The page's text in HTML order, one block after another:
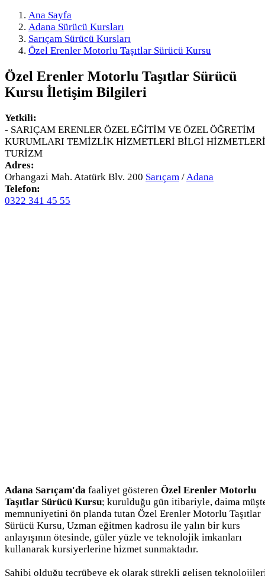
Ana Sayfa
Adana Sürücü Kursları
Sarıçam Sürücü Kursları
Özel Erenler Motorlu Taşıtlar Sürücü Kursu
Özel Erenler Motorlu Taşıtlar Sürücü
Kursu İletişim Bilgileri
Yetkili:
- SARIÇAM ERENLER ÖZEL EĞİTİM VE ÖZEL ÖĞRETİM
KURUMLARI TEMİZLİK HİZMETLERİ BİLGİ HİZMETLERİ
TURİZM
Adres:
Orhangazi Mah. Atatürk Blv. 200 Sarıçam / Adana
Telefon:
0322 341 45 55
Adana Sarıçam'da faaliyet gösteren Özel Erenler Motorlu
Taşıtlar Sürücü Kursu; kurulduğu gün itibariyle, daima
memnuniyetini ön planda tutan Özel Erenler Motorlu Taşıtlar
Sürücü Kursu, Uzman eğitmen kadrosu ile yalın bir kurs
anlayışının ötesinde, güler yüzle ve teknolojik imkanları
kullanarak kursiyerlerine hizmet sunmaktadır.
Sahibi olduğu tecrübeye ek olarak sürekli gelişen